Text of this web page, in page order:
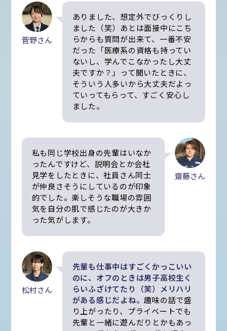
菅野さん
ありました、想定外でびっくりし
ました（笑）あとは面接中にこち
らからも質問が出来て、一番不安
だった「医療系の資格も持ってい
ないし、学んでこなかったし大丈
夫ですか？」って聞いたときに、
そういう人多いから大丈夫だよっ
ていってもらって、すごく安心し
ました。
私も同じ学校出身の先輩はいなか
ったんですけど、説明会とか会社
見学をしたときに、社員さん同士
が仲良さそうにしているのが印象
的でした。楽しそうな職場の雰囲
気を自分の肌で感じたのが大きか
った気がします。
齋藤さん
松村さん
先輩も仕事中はすごくかっこいい
のに、オフのときは男子高校生く
らいふざけてたり（笑）メリハリ
がある感じだよね。趣味の話で盛
り上がったり、プライベートでも
先輩と一緒に遊んだりとかもあっ